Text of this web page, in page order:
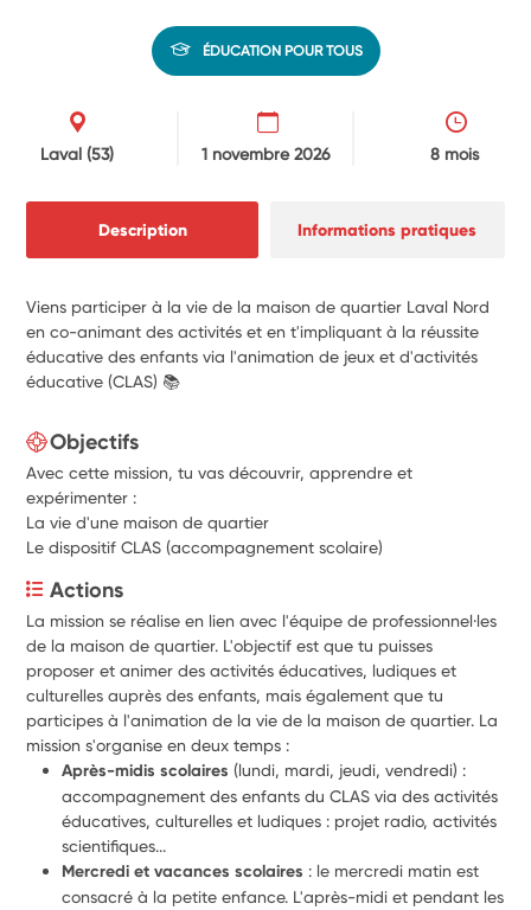
ÉDUCATION POUR TOUS
Laval (53) 1 novembre 2026 8 mois
Description Informations pratiques
Viens participer à la vie de la maison de quartier Laval Nord
en co-animant des activités et en t'impliquant à la réussite
éducative des enfants via l'animation de jeux et d'activités
éducative (CLAS) 📚
Objectifs
Avec cette mission, tu vas découvrir, apprendre et
expérimenter :
La vie d'une maison de quartier
Le dispositif CLAS (accompagnement scolaire)
Actions
La mission se réalise en lien avec l'équipe de professionnel·les
de la maison de quartier. L'objectif est que tu puisses
proposer et animer des activités éducatives, ludiques et
culturelles auprès des enfants, mais également que tu
participes à l'animation de la vie de la maison de quartier. La
mission s'organise en deux temps :
Après-midis scolaires (lundi, mardi, jeudi, vendredi) :
accompagnement des enfants du CLAS via des activités
éducatives, culturelles et ludiques : projet radio, activités
scientifiques...
Mercredi et vacances scolaires : le mercredi matin est
consacré à la petite enfance. L'après-midi et pendant les